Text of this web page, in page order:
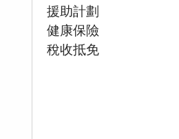
援助計劃
健康保險
稅收抵免